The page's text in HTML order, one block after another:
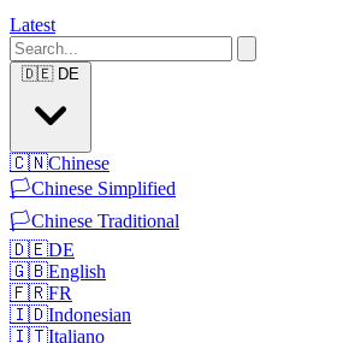
Latest
🇩🇪 DE
🇨🇳Chinese
🏳️Chinese Simplified
🏳️Chinese Traditional
🇩🇪DE
🇬🇧English
🇫🇷FR
🇮🇩Indonesian
🇮🇹Italiano